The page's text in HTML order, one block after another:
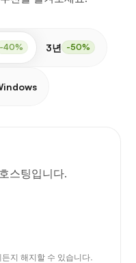
-40% 3년 -50%
스팅입니다.
지 해지할 수 있습니다.